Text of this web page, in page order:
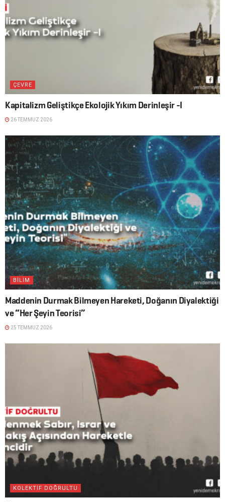
ÇEVRE
Kapitalizm Geliştikçe Ekolojik Yıkım Derinleşir -I
26 TEMMUZ 2026
BİLİM
Maddenin Durmak Bilmeyen Hareketi, Doğanın Diyalektiği
ve “Her Şeyin Teorisi”
25 TEMMUZ 2026
KOLEKTİF DOĞRULTU